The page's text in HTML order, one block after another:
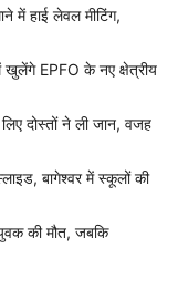
में हाई लेवल मीटिंग,
खुलेंगे EPFO के नए क्षेत्रीय
दोस्तों ने ली जान, वजह
बागेश्वर में स्कूलों की
की मौत, जबकि